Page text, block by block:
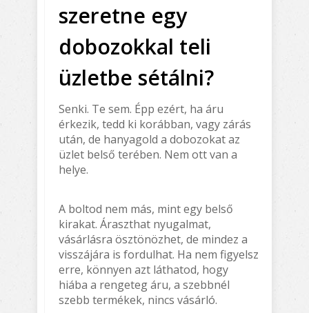
szeretne egy
dobozokkal teli
üzletbe sétálni?
Senki. Te sem. Épp ezért, ha áru
érkezik, tedd ki korábban, vagy zárás
után, de hanyagold a dobozokat az
üzlet belső terében. Nem ott van a
helye.
A boltod nem más, mint egy belső
kirakat. Áraszthat nyugalmat,
vásárlásra ösztönözhet, de mindez a
visszájára is fordulhat. Ha nem figyelsz
erre, könnyen azt láthatod, hogy
hiába a rengeteg áru, a szebbnél
szebb termékek, nincs vásárló.